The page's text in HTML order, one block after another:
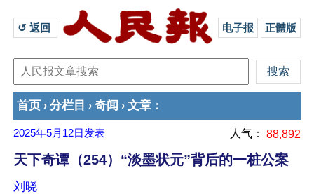
↺ 返回 电子报 正體版
首页 › 分栏目 › 奇闻 › 文章 ：
2025年5月12日 发表 人气： 88,892
天下奇谭（254）“淡墨状元”背后的一桩公案
刘晓